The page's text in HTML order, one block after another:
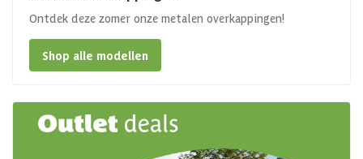
Ontdek deze zomer onze metalen overkappingen!
Shop alle modellen